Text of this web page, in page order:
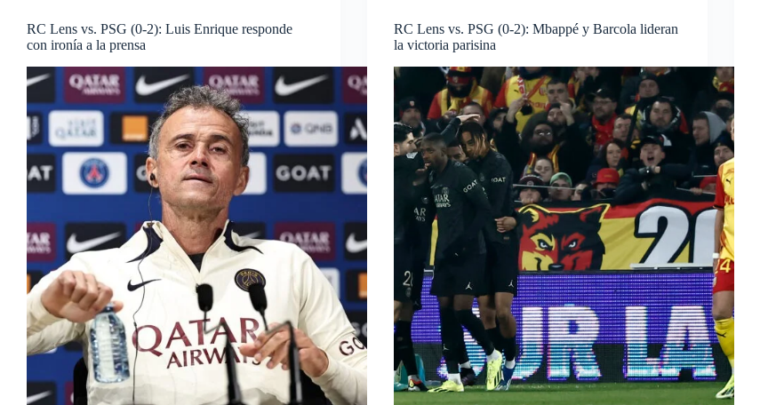
RC Lens vs. PSG (0-2): Luis Enrique responde
con ironía a la prensa
RC Lens vs. PSG (0-2): Mbappé y Barcola lideran
la victoria parisina